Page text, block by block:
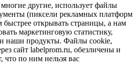
другие, использует файлы
(пиксели рекламных платформ
быстрее открывать страницы, а нам
маркетинговую статистику,
и наши продукты. Файлы сookie,
сайт labelprom.ru, обезличены и
по ним нельзя вас